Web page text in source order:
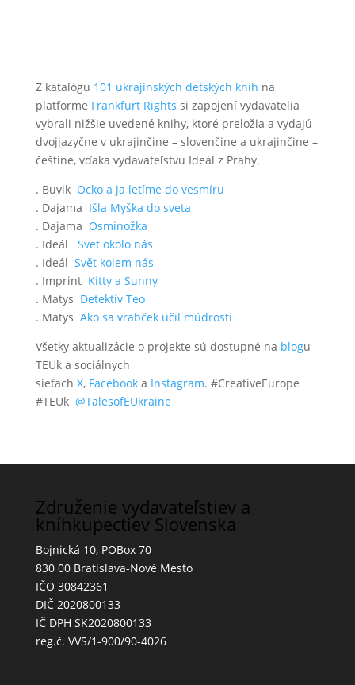
Z katalógu 101 ukrajinských detských kníh na
platforme Frankfurt Rights si zapojení vydavatelia
vybrali nižšie uvedené knihy, ktoré preložia a vydajú
dvojjazyčne v ukrajinčine – slovenčine a ukrajinčine –
češtine, vďaka vydavateľstvu Ideál z Prahy.
. Buvik Ocko a ja letíme do vesmíru
. Dajama Išla Myška do sveta
. Dajama Osminožka
. Ideál Svet okolo nás
. Ideál Svět kolem nás
. Imprint Kitty a Sunny
. Matys Detektív Teo
. Matys Ako sa vrabček učil múdrosti
Všetky aktualizácie o projekte sú dostupné na blogu
TEUk a sociálnych
sieťach X, Facebooka Instagram. #CreativeEurope
#TEUk @TalesofEUkraine
Združenie vydavateľstiev a
kníhkupectiev Slovenska
Bojnická 10, POBox 70
830 00 Bratislava-Nové Mesto
IČO 30842361
DIČ 2020800133
IČ DPH SK2020800133
reg.č. VVS/1-900/90-4026